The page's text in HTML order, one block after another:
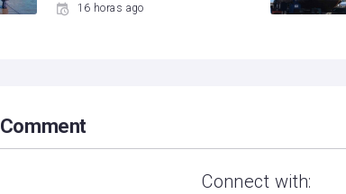
16 horas ago
Connect with: